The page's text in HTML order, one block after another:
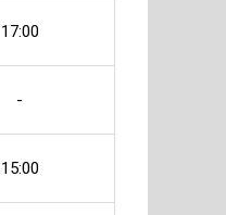
17:00
-
15:00